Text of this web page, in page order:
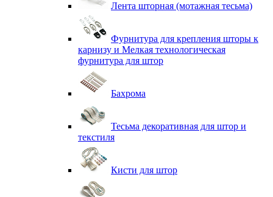
Лента шторная (мотажная тесьма)
Фурнитура для крепления шторы к
карнизу и Мелкая технологическая
фурнитура для штор
Бахрома
Тесьма декоративная для штор и
текстиля
Кисти для штор